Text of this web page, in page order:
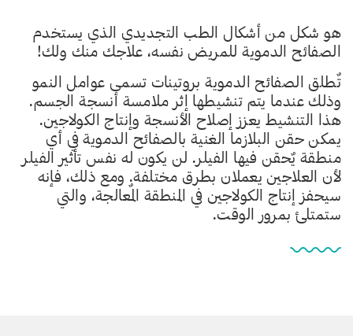
هو شكل من أشكال الطب التجديدي الذي يستخدم
الصفائح الدموية للمريض نفسه، علاجك منك ولك!
تٌطلق الصفائح الدموية بروتينات تسمى عوامل النمو
وذلك عندما يتم تنشيطها إثر ملامسة أنسجة الجسم.
هذا التنشيط يعزز إصلاح الأنسجة وإنتاج الكولاجين.
يمكن حقن البلازما الغنية بالصفائح الدموية في أي
منطقة يٌحقن فيها الفيلر. لن يكون له نفس تأثير الفيلر
لأن العلاجين يعملان بطرق مختلفة. ومع ذلك، فإنه
سيحفز إنتاج الكولاجين في المنطقة المٌعالجة، والتي
ستمتلئ بمرور الوقت.